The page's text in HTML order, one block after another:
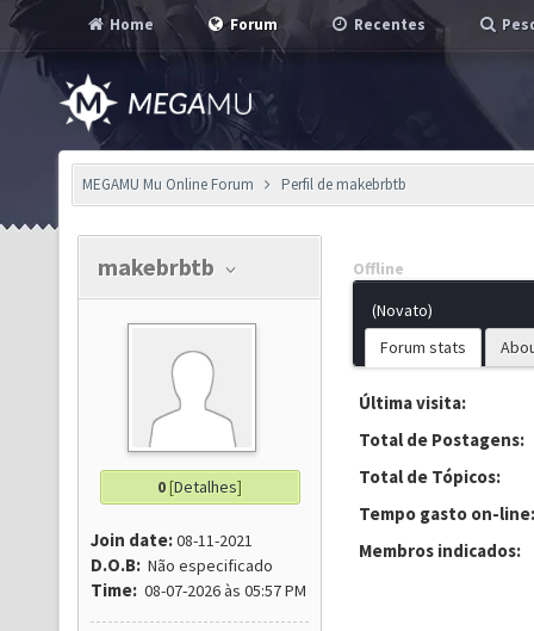
Home Forum Recentes
MEGAMU Mu Online Forum Perfil de makebrbtb
makebrbtb
0[Detalhes]
Join date:08-11-2021
D.O.B: Não especificado
Time: 08-07-2026 às 05:57 PM
Offline
(Novato)
Forum stats
Última visita:
Total de Postagens:
Total de Tópicos:
Tempo gasto on-line:
Membros indicados: